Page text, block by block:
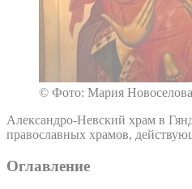
© Фото: Мария
Александро-Невский храм в
православных храмов,
Оглавление